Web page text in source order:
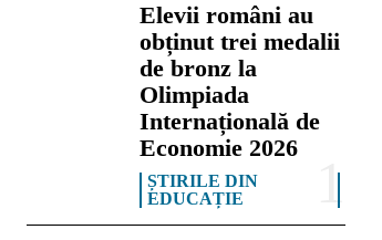
Elevii români au
obținut trei medalii
de bronz la
Olimpiada
Internațională de
Economie 2026
ȘTIRILE DIN
EDUCAȚIE